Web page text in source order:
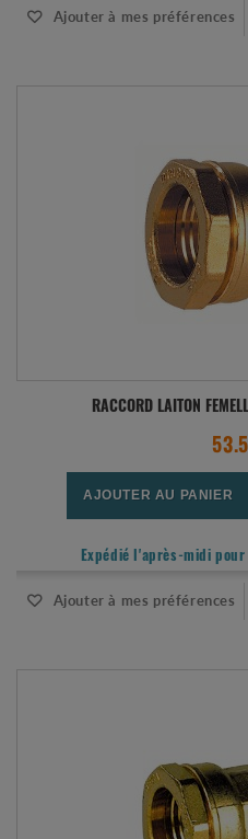
Ajouter à mes préférences
RACCORD LAITON
AJOUTER AU PANIER
Expédié l'après-midi pour
Ajouter à mes préférences